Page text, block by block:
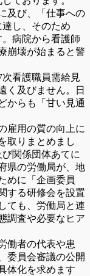
及び、「仕事への
し、そのため
。病院から看護師
崩壊が始まると警
看護職員需給見
く及びません。日
からも「甘い見通
雇用の質の向上に
取りまとめまし
関係団体あてに
県の労働局が、地
めに「企画委員
する研修会を設置
ても、労働局と連
調査や必要なヒア
働者の代表や患
委員会審議の公開
体化を求めます